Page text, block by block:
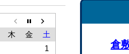
倉
木 金
土
1